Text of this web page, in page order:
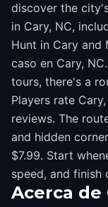
discover the
in Cary, NC,
Hunt in Cary and
caso en Cary,
tours, there's a
Players rate
reviews. The
and hidden
$7.99. Start
speed, and finish
Acerca de